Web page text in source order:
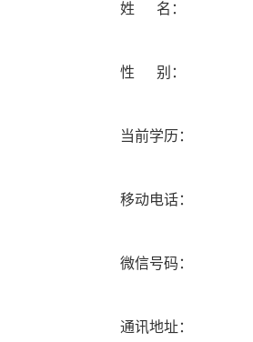
姓 名：
性 别：
当前学历：
移动电话：
微信号码：
通讯地址：